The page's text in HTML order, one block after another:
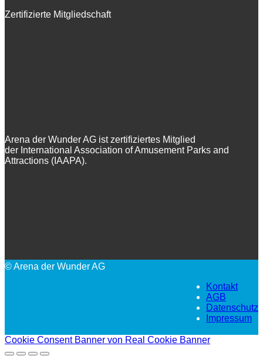
Zertifizierte Mitgliedschaft
Arena der Wunder AG ist zertifiziertes Mitglied
der International Association of Amusement Parks and
Attractions (IAAPA).
© Arena der Wunder AG
Kontakt
AGB
Datenschutz
Impressum
Cookie Consent Banner von Real Cookie Banner